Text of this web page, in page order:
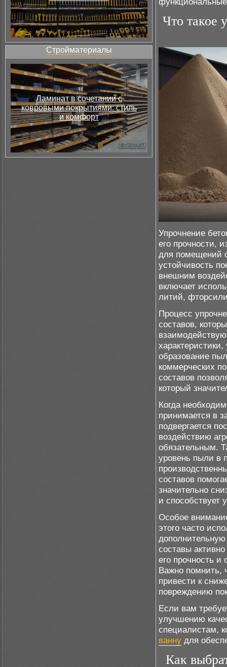
Стройматериалы
Ламинат в сочетании с
ковровыми покрытиями: стиль
и комфорт
Что такое
Упрочнение
его прочности,
для помещений с
устойчивость
внешним
включает
литий,
Процесс
составов,
образование
коммерческих
составов
который
Когда
принимается в
подвергается
воздействию
обязательным.
уровень пыли в
составов
значительно
и
Особое
этого часто
составы
его прочность
Важно помнить,
привести к
повреждению
Если вам
улучшению
специалистам,
ванну для
Как